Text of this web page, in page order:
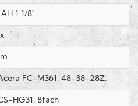
1 1/8"
FC-M361, 48-38-28Z.
HG31, 8fach